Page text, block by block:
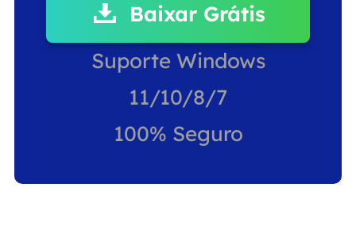
Baixar Grátis
Suporte Windows
11/10/8/7
100% Seguro